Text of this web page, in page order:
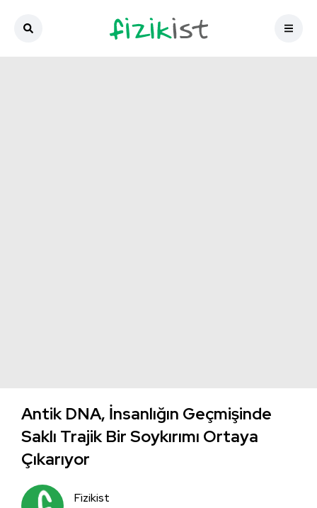
Antik DNA, İnsanlığın Geçmişinde
Saklı Trajik Bir Soykırımı Ortaya
Çıkarıyor
Fizikist